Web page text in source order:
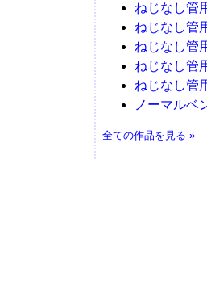
ねじなし管
ねじなし管
ねじなし管
ねじなし管
ねじなし管
ノーマルベ
全ての作品を見る »